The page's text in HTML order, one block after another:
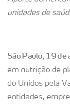
unidades de
São Paulo, 19 de
em nutrição de
do Unidos pela
entidades,